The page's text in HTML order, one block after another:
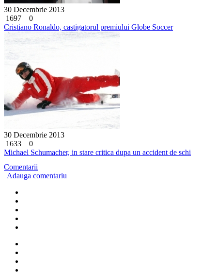
30 Decembrie 2013
1697
0
Cristiano Ronaldo, castigatorul premiului Globe Soccer
30 Decembrie 2013
1633
0
Michael Schumacher, in stare critica dupa un accident de schi
Comentarii
Adauga comentariu